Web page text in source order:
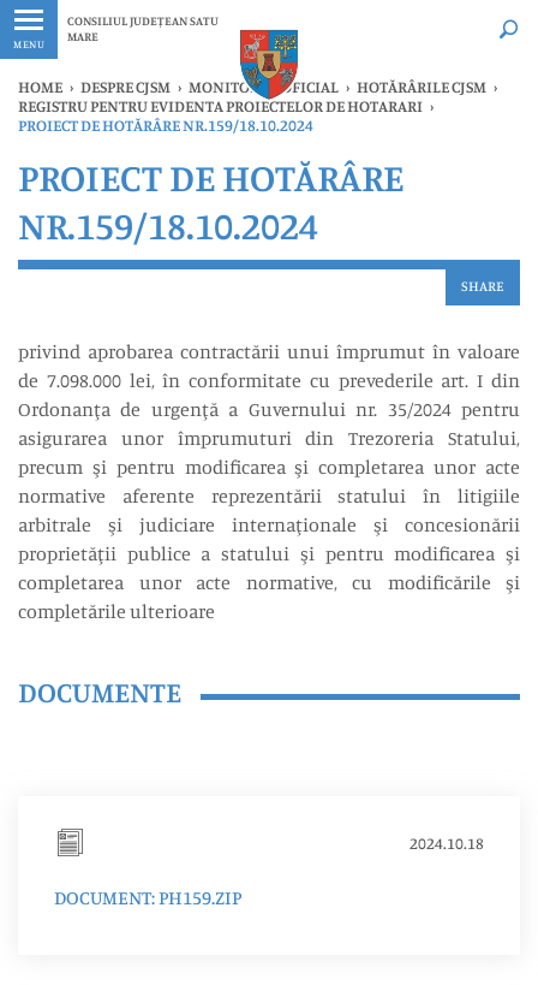
MENU
CONSILIUL JUDEȚEAN SATU
MARE
Ultimele
HOME › DESPRE CJSM › MONITORUL OFICIAL › HOTĂRÂRILE CJSM ›
REGISTRU PENTRU EVIDENTA PROIECTELOR DE HOTARARI ›
PROIECT DE HOTĂRÂRE NR.159/18.10.2024
PROIECT DE HOTĂRÂRE
NR.159/18.10.2024
SHARE
privind aprobarea contractării unui împrumut în valoare
de 7.098.000 lei, în conformitate cu prevederile art. I din
Ordonanţa de urgenţă a Guvernului nr. 35/2024 pentru
asigurarea unor împrumuturi din Trezoreria Statului,
precum şi pentru modificarea şi completarea unor acte
normative aferente reprezentării statului în litigiile
arbitrale şi judiciare internaţionale şi concesionării
proprietăţii publice a statului şi pentru modificarea şi
completarea unor acte normative, cu modificările şi
completările ulterioare
DOCUMENTE
2024.10.18
DOCUMENT: PH159.ZIP